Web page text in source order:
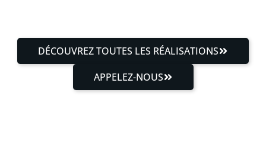
DÉCOUVREZ TOUTES LES RÉALISATIONS
APPELEZ-NOUS